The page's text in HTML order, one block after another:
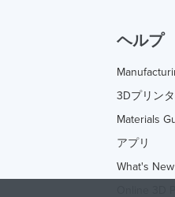
ヘルプ
3Dプリン
Materials
アプリ
What's New